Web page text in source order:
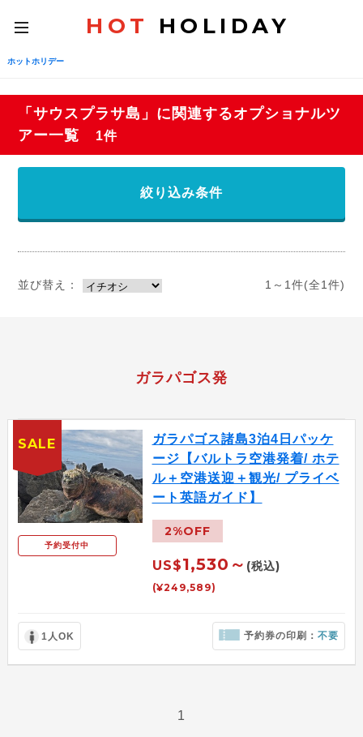
toggle
navigation
HOT HOLIDAY
ホットホリデー
「サウスプラサ島」に関連するオプショナルツ
アー一覧
1件
絞り込み条件
並び替え： 1～1件(全1件)
ガラパゴス発
予約受付中
ガラパゴス諸島3泊4日パッケ
ージ【バルトラ空港発着/ ホテ
ル＋空港送迎＋観光/ プライベ
ート英語ガイド】
2%OFF
US$1,530～ (税込)
(¥249,589)
1人OK 予約券の印刷：不要
SALE
1